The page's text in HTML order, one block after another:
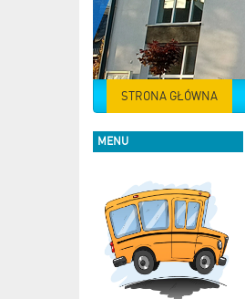
STRONA GŁÓWNA
MENU